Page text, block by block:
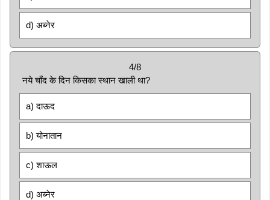
d) अब्नेर
4/8
नये चाँद के दिन किसका स्थान खाली था?
a) दाऊद
b) योनातान
c) शाऊल
d) अब्नेर